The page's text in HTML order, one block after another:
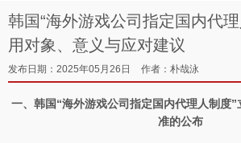
韩国“海外游戏公司指定国内代
用对象、意义与应对建议
发布日期：2025年05月26日 作者：朴哉泳
一、韩国“海外游戏公司指定国内代理人制度
准的公布